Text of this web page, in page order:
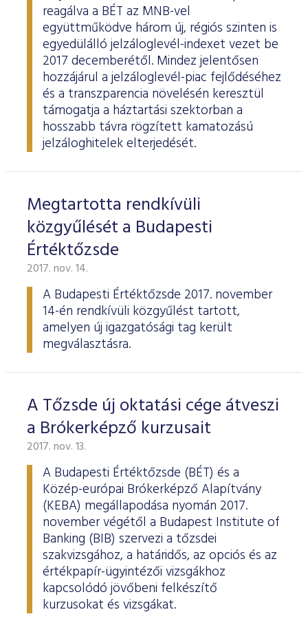
reagálva a BÉT az MNB-vel
együttműködve három új, régiós szinten is
egyedülálló jelzáloglevél-indexet vezet be
2017 decemberétől. Mindez jelentősen
hozzájárul a jelzáloglevél-piac fejlődéséhez
és a transzparencia növelésén keresztül
támogatja a háztartási szektorban a
hosszabb távra rögzített kamatozású
jelzáloghitelek elterjedését.
Megtartotta rendkívüli
közgyűlését a Budapesti
Értéktőzsde
2017. nov. 14.
A Budapesti Értéktőzsde 2017. november
14-én rendkívüli közgyűlést tartott,
amelyen új igazgatósági tag került
megválasztásra.
A Tőzsde új oktatási cége átveszi
a Brókerképző kurzusait
2017. nov. 13.
A Budapesti Értéktőzsde (BÉT) és a
Közép-európai Brókerképző Alapítvány
(KEBA) megállapodása nyomán 2017.
november végétől a Budapest Institute of
Banking (BIB) szervezi a tőzsdei
szakvizsgához, a határidős, az opciós és az
értékpapír-ügyintézői vizsgákhoz
kapcsolódó jövőbeni felkészítő
kurzusokat és vizsgákat.